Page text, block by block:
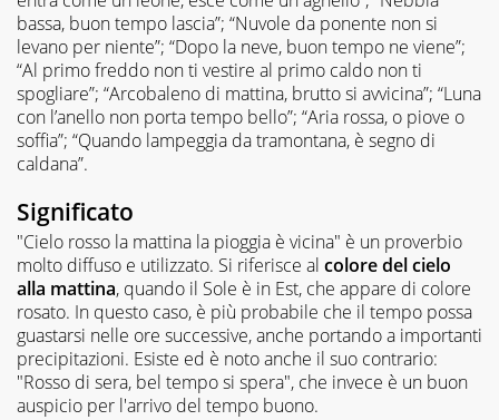
bassa, buon tempo lascia”; “Nuvole da ponente non si
levano per niente”; “Dopo la neve, buon tempo ne viene”;
“Al primo freddo non ti vestire al primo caldo non ti
spogliare”; “Arcobaleno di mattina, brutto si avvicina”; “Luna
con l’anello non porta tempo bello”; “Aria rossa, o piove o
soffia”; “Quando lampeggia da tramontana, è segno di
caldana”.
Significato
"Cielo rosso la mattina la pioggia è vicina" è un proverbio
molto diffuso e utilizzato. Si riferisce al colore del cielo
alla mattina, quando il Sole è in Est, che appare di colore
rosato. In questo caso, è più probabile che il tempo possa
guastarsi nelle ore successive, anche portando a importanti
precipitazioni. Esiste ed è noto anche il suo contrario:
"Rosso di sera, bel tempo si spera", che invece è un buon
auspicio per l'arrivo del tempo buono.